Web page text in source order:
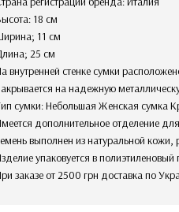
Высота: 18 см
Ширина; 11 см
Длина; 25 см
на внутренней стенке сумки
закрывается на надежную
Тип сумки: Небольшая Женская сумка
имеется дополнительное отделение
Ремень выполнен из натуральной
изделие упаковуется в полиэтиленовый
При заказе от 2500 грн доставка по